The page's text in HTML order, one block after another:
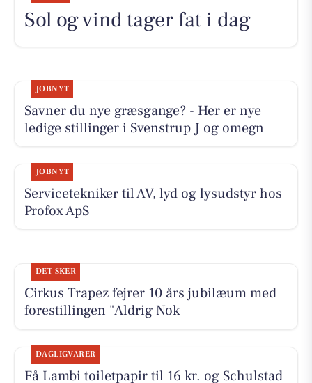
Sol og vind tager fat i dag
JOBNYT
Savner du nye græsgange? - Her er nye
ledige stillinger i Svenstrup J og omegn
JOBNYT
Servicetekniker til AV, lyd og lysudstyr hos
Profox ApS
DET SKER
Cirkus Trapez fejrer 10 års jubilæum med
forestillingen "Aldrig Nok
DAGLIGVARER
Få Lambi toiletpapir til 16 kr. og Schulstad